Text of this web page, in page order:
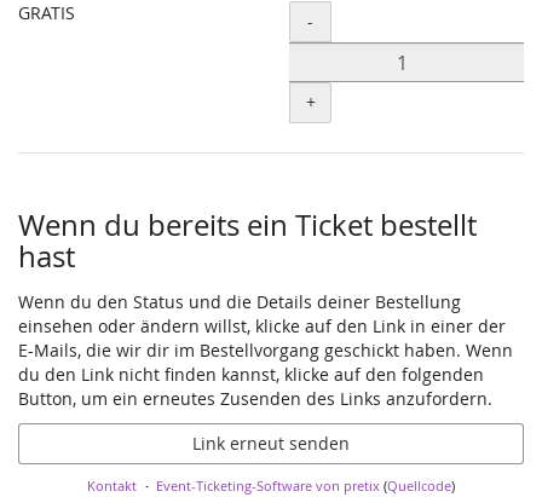
GRATIS
Menge
-
+
Wenn du bereits ein Ticket bestellt
hast
Wenn du den Status und die Details deiner Bestellung
einsehen oder ändern willst, klicke auf den Link in einer der
E-Mails, die wir dir im Bestellvorgang geschickt haben. Wenn
du den Link nicht finden kannst, klicke auf den folgenden
Button, um ein erneutes Zusenden des Links anzufordern.
Link erneut senden
Kontakt Event-Ticketing-Software von pretix (Quellcode)